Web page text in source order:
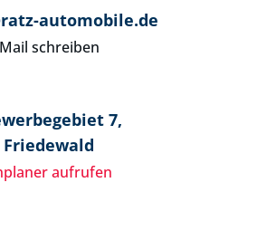
automobile.de
schreiben
7,
Friedewald
aufrufen